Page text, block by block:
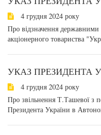
4 грудня 2024 року
Про відзначення державними
акціонерного товариства
УКАЗ ПРЕЗИДЕНТА
4 грудня 2024 року
Про звільнення Т.Ташевої з
Президента України в